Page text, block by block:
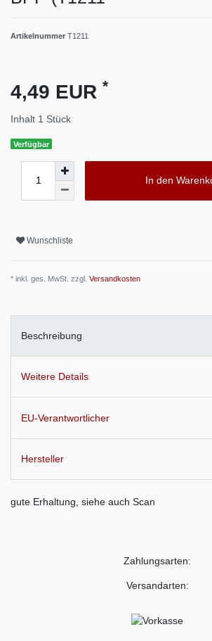
Artikelnummer T1211
4,49 EUR *
Inhalt 1 Stück
Verfügbar
In den
Wunschliste
* inkl. ges. MwSt. zzgl. Versandkosten
Beschreibung
Weitere Details
EU-Verantwortlicher
Hersteller
gute Erhaltung, siehe auch Scan
Zahlungsarten:
Versandarten: